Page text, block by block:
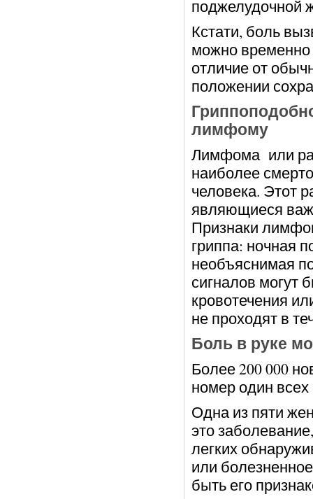
поджелудочной
Кстати, боль
можно временно
отличие от
положении
лимфому
Лимфома или
наиболее
человека. Этот
являющиеся
Признаки
гриппа: ночная
необъяснимая
сигналов могут
кровотечения
не проходят в
Боль в руке
Более 200 000
номер один
Одна из пяти
это
легких
или
быть его